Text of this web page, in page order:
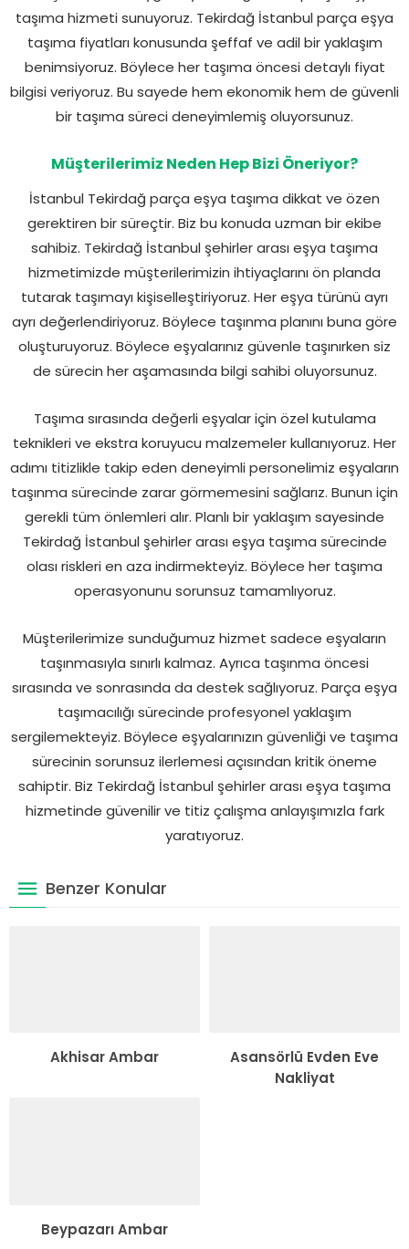
taşıma hizmeti sunuyoruz. Tekirdağ İstanbul parça eşya
taşıma fiyatları konusunda şeffaf ve adil bir yaklaşım
benimsiyoruz. Böylece her taşıma öncesi detaylı fiyat
bilgisi veriyoruz. Bu sayede hem ekonomik hem de güvenli
bir taşıma süreci deneyimlemiş oluyorsunuz.
Müşterilerimiz Neden Hep Bizi Öneriyor?
İstanbul Tekirdağ parça eşya taşıma dikkat ve özen
gerektiren bir süreçtir. Biz bu konuda uzman bir ekibe
sahibiz. Tekirdağ İstanbul şehirler arası eşya taşıma
hizmetimizde müşterilerimizin ihtiyaçlarını ön planda
tutarak taşımayı kişiselleştiriyoruz. Her eşya türünü ayrı
ayrı değerlendiriyoruz. Böylece taşınma planını buna göre
oluşturuyoruz. Böylece eşyalarınız güvenle taşınırken siz
de sürecin her aşamasında bilgi sahibi oluyorsunuz.
Taşıma sırasında değerli eşyalar için özel kutulama
teknikleri ve ekstra koruyucu malzemeler kullanıyoruz. Her
adımı titizlikle takip eden deneyimli personelimiz eşyaların
taşınma sürecinde zarar görmemesini sağlarız. Bunun için
gerekli tüm önlemleri alır. Planlı bir yaklaşım sayesinde
Tekirdağ İstanbul şehirler arası eşya taşıma sürecinde
olası riskleri en aza indirmekteyiz. Böylece her taşıma
operasyonunu sorunsuz tamamlıyoruz.
Müşterilerimize sunduğumuz hizmet sadece eşyaların
taşınmasıyla sınırlı kalmaz. Ayrıca taşınma öncesi
sırasında ve sonrasında da destek sağlıyoruz. Parça eşya
taşımacılığı sürecinde profesyonel yaklaşım
sergilemekteyiz. Böylece eşyalarınızın güvenliği ve taşıma
sürecinin sorunsuz ilerlemesi açısından kritik öneme
sahiptir. Biz Tekirdağ İstanbul şehirler arası eşya taşıma
hizmetinde güvenilir ve titiz çalışma anlayışımızla fark
yaratıyoruz.
Benzer Konular
Akhisar Ambar
Asansörlü Evden Eve
Nakliyat
Beypazarı Ambar